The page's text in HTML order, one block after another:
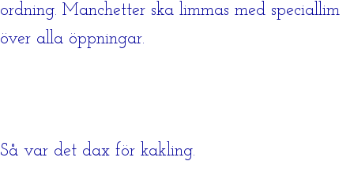
ordning. Manchetter ska limmas med speciallim
över alla öppningar.
Så var det dax för kakling.